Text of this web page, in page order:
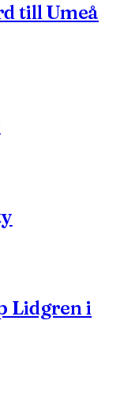
till Umeå
Lidgren i